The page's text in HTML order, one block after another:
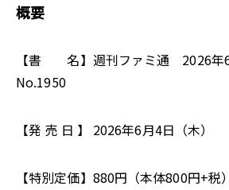
概要
【書 名】週刊ファミ通 2026年
No.1950
【発 売 日 】 2026年6月4日（木）
【特別定価】880円（本体800円+税）